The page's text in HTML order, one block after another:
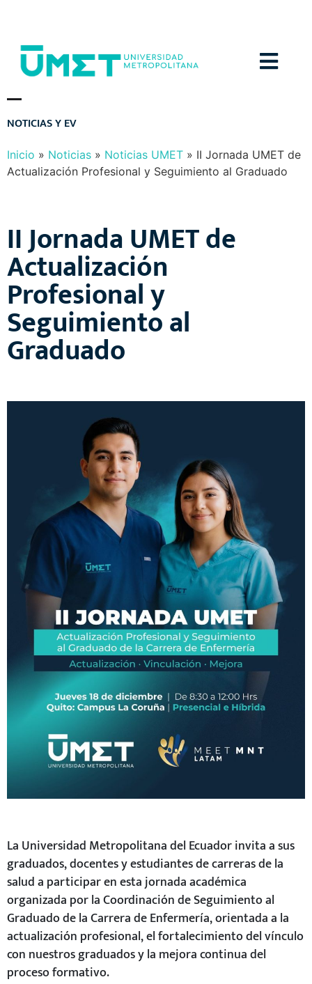
NOT
IC
IA
S
Y
E
V
E
N
T
O
S
Inicio » Noticias » Noticias UMET » II Jornada UMET de
Actualización Profesional y Seguimiento al Graduado
II Jornada UMET de
Actualización
Profesional y
Seguimiento al
Graduado
La Universidad Metropolitana del Ecuador invita a sus
graduados, docentes y estudiantes de carreras de la
salud a participar en esta jornada académica
organizada por la Coordinación de Seguimiento al
Graduado de la Carrera de Enfermería, orientada a la
actualización profesional, el fortalecimiento del vínculo
con nuestros graduados y la mejora continua del
proceso formativo.